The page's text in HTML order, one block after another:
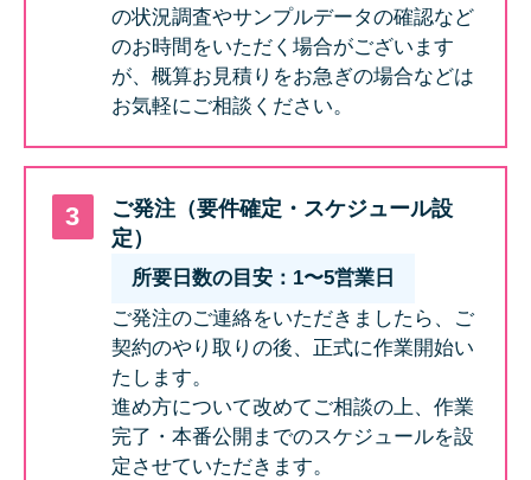
の状況調査やサンプルデータの確認など
のお時間をいただく場合がございます
が、概算お見積りをお急ぎの場合などは
お気軽にご相談ください。
ご発注（要件確定・スケジュール設
定）
所要日数の目安：1〜5営業日
ご発注のご連絡をいただきましたら、ご
契約のやり取りの後、正式に作業開始い
たします。
進め方について改めてご相談の上、作業
完了・本番公開までのスケジュールを設
定させていただきます。